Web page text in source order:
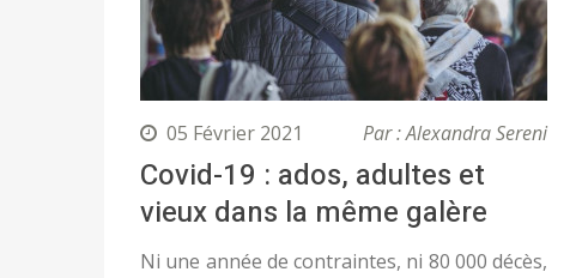
05 Février 2021 Par : Alexandra Sereni
Covid-19 : ados, adultes et
vieux dans la même galère
Ni une année de contraintes, ni 80 000 décès,